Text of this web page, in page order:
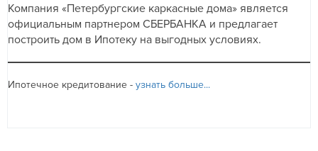
Компания «Петербургские каркасные дома» является
официальным партнером СБЕРБАНКА и предлагает
построить дом в Ипотеку на выгодных условиях.
Ипотечное кредитование - узнать больше...